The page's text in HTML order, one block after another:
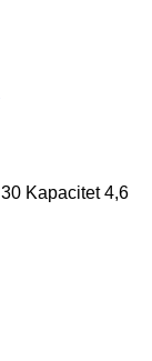
30 Kapacitet 4,6